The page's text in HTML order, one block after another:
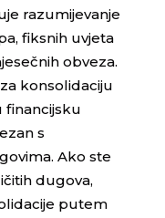
razumijevanje
fiksnih uvjeta
obveza.
konsolidaciju
financijsku
s
Ako ste
dugova,
putem